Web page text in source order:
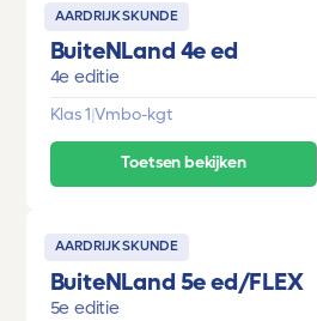
AARDRIJKSKUNDE
BuiteNLand 4e ed
4e editie
Klas 1 |Vmbo-kgt
Toetsen bekijken
AARDRIJKSKUNDE
BuiteNLand 5e ed/FLEX
5e editie